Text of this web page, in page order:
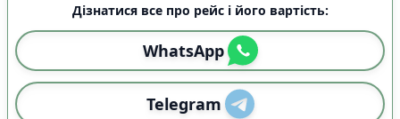
Дізнатися все про рейс і його вартість:
WhatsApp
Telegram